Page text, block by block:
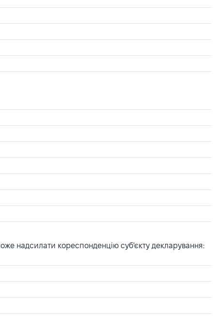
надсилати кореспонденцію суб'єкту декларування: